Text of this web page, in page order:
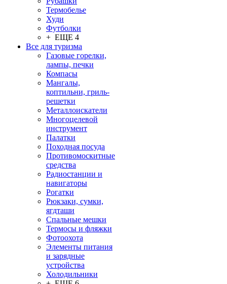
Термобелье
Худи
Футболки
+ ЕЩЕ 4
Все для туризма
Газовые горелки,
лампы, печки
Компасы
Мангалы,
коптильни, гриль-
решетки
Металлоискатели
Многоцелевой
инструмент
Палатки
Походная посуда
Противомоскитные
средства
Радиостанции и
навигаторы
Рогатки
Рюкзаки, сумки,
ягдташи
Спальные мешки
Термосы и фляжки
Фотоохота
Элементы питания
и зарядные
устройства
Холодильники